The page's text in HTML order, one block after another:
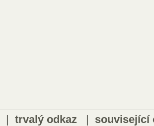
| trvalý odkaz | související